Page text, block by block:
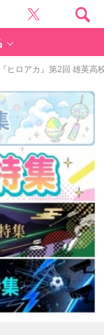
ヒロアカ』第2回 雄英高